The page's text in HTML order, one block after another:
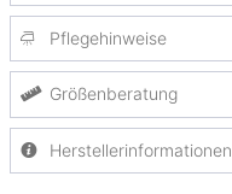
Pflegehinweise
Größenberatung
Herstellerinformationen